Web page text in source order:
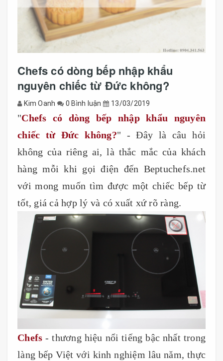
Chefs có dòng bếp nhập khẩu
nguyên chiếc từ Đức không?
Kim Oanh 0 Bình luận 13/03/2019
"Chefs có dòng bếp nhập khẩu nguyên
chiếc từ Đức không?" - Đây là câu hỏi
không của riêng ai, là thắc mắc của khách
hàng mỗi khi gọi điện đến Beptuchefs.net
với mong muốn tìm được một chiếc bếp từ
tốt, giá cả hợp lý và có xuất xứ rõ ràng.
Chefs - thương hiệu nổi tiếng bậc nhất trong
làng bếp Việt với kinh nghiệm lâu năm, thực